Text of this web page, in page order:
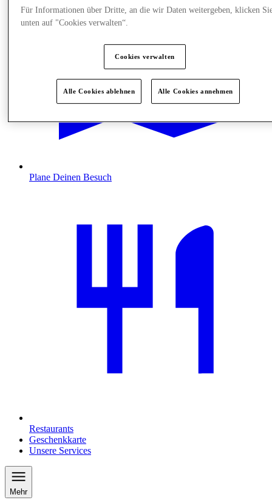
Plane Deinen Besuch
Restaurants
Geschenkkarte
Unsere Services
Mehr
Für Informationen über Dritte, an die wir Daten weitergeben, klicken
unten auf "Cookies verwalten“.
Cookies verwalten
Alle Cookies ablehnen Alle Cookies annehmen